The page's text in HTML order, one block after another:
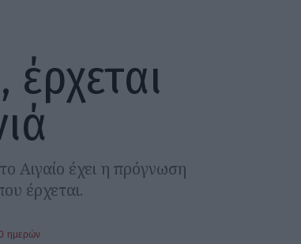
Αιγαίο έχει η πρόγνωση
έρχεται.
ημερών